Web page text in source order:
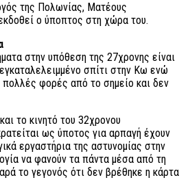
της Πολωνίας, Ματέους
ο ύποπτος στη χώρα του.
στην υπόθεση της 27χρονης είναι
σπίτι στην Κω ενώ
φορές από το σημείο και δεν
το κινητό του 32χρονου
ως ύποτος για αρπαγή έχουν
εργαστήρια της αστυνομίας στην
να φανούν τα πάντα μέσα από τη
το γεγονός ότι δεν βρέθηκε η κάρτα